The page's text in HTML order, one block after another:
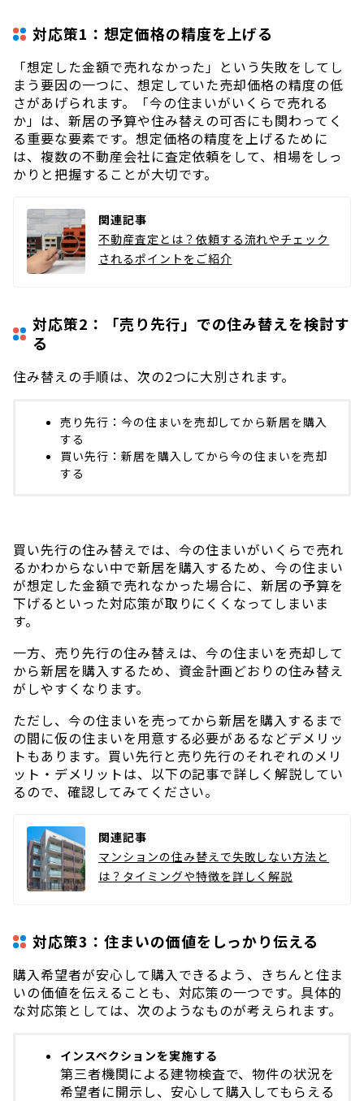
対応策1：想定価格の精度を上げる
「想定した金額で売れなかった」という失敗をしてし
まう要因の一つに、想定していた売却価格の精度の低
さがあげられます。「今の住まいがいくらで売れる
か」は、新居の予算や住み替えの可否にも関わってく
る重要な要素です。想定価格の精度を上げるために
は、複数の不動産会社に査定依頼をして、相場をしっ
かりと把握することが大切です。
関連記事
不動産査定とは？依頼する流れやチェック
されるポイントをご紹介
対応策2：「売り先行」での住み替えを検討す
る
住み替えの手順は、次の2つに大別されます。
売り先行：今の住まいを売却してから新居を購入
する
買い先行：新居を購入してから今の住まいを売却
する
買い先行の住み替えでは、今の住まいがいくらで売れ
るかわからない中で新居を購入するため、今の住まい
が想定した金額で売れなかった場合に、新居の予算を
下げるといった対応策が取りにくくなってしまいま
す。
一方、売り先行の住み替えは、今の住まいを売却して
から新居を購入するため、資金計画どおりの住み替え
がしやすくなります。
ただし、今の住まいを売ってから新居を購入するまで
の間に仮の住まいを用意する必要があるなどデメリッ
トもあります。買い先行と売り先行のそれぞれのメリ
ット・デメリットは、以下の記事で詳しく解説してい
るので、確認してみてください。
関連記事
マンションの住み替えで失敗しない方法と
は？タイミングや特徴を詳しく解説
対応策3：住まいの価値をしっかり伝える
購入希望者が安心して購入できるよう、きちんと住ま
いの価値を伝えることも、対応策の一つです。具体的
な対応策としては、次のようなものが考えられます。
インスペクションを実施する
第三者機関による建物検査で、物件の状況を
希望者に開示し、安心して購入してもらえる